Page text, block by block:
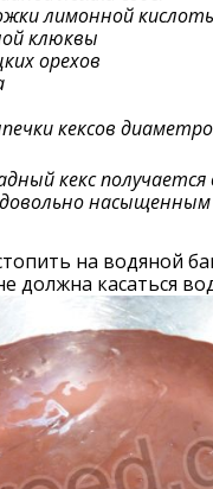
лимонной
клюквы
орехов
кексов
кекс получается
на водяной
должна касаться